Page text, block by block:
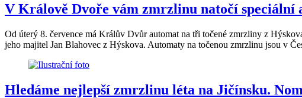
V Králově Dvoře vám zmrzlinu natočí speciální
Od úterý 8. července má Králův Dvůr automat na tři točené zmrzliny z
jeho majitel Jan Blahovec z Hýskova. Automaty na točenou zmrzlinu jsou v
Hledáme nejlepší zmrzlinu léta na Jičínsku.